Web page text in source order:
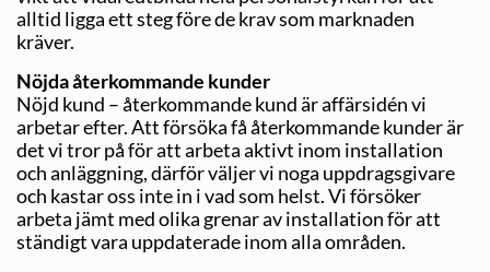
alltid ligga ett steg före de krav som marknaden
kräver.
Nöjda återkommande kunder
Nöjd kund – återkommande kund är affärsidén vi
arbetar efter. Att försöka få återkommande kunder är
det vi tror på för att arbeta aktivt inom installation
och anläggning, därför väljer vi noga uppdragsgivare
och kastar oss inte in i vad som helst. Vi försöker
arbeta jämt med olika grenar av installation för att
ständigt vara uppdaterade inom alla områden.